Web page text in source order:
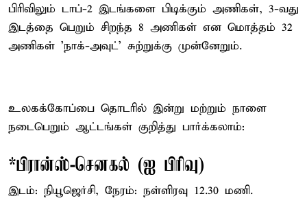
பிரிவிலும் டாப்-2 இடங்களை பிடிக்கும் அணிகள், 3-வது
இடத்தை பெறும் சிறந்த 8 அணிகள் என மொத்தம் 32
அணிகள் 'நாக்-அவுட்' சுற்றுக்கு முன்னேறும்.
உலகக்கோப்பை தொடரில் இன்று மற்றும் நாளை
நடைபெறும் ஆட்டங்கள் குறித்து பார்க்கலாம்:
*பிரான்ஸ்-செனகல் (ஐ பிரிவு)
இடம்: நியூஜெர்சி, நேரம்: நள்ளிரவு 12.30 மணி.